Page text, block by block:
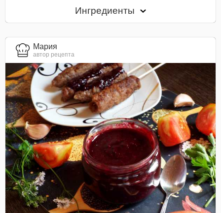
Ингредиенты
Мария
автор рецепта